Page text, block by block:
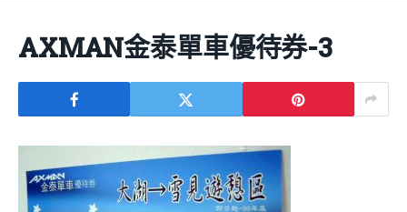
AXMAN金泰單車優待券-3